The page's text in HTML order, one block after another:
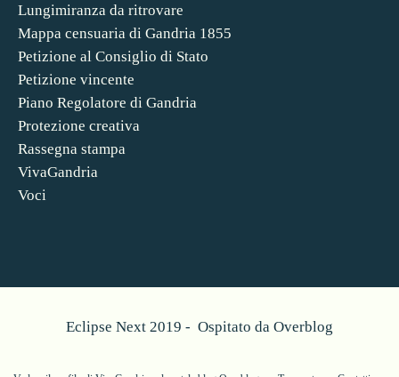
Lungimiranza da ritrovare
Mappa censuaria di Gandria 1855
Petizione al Consiglio di Stato
Petizione vincente
Piano Regolatore di Gandria
Protezione creativa
Rassegna stampa
VivaGandria
Voci
Eclipse Next 2019 - Ospitato da Overblog